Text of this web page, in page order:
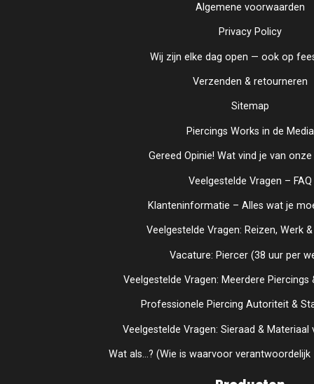
Algemene voorwaarden
Privacy Policy
Wij zijn elke dag open — ook op
Verzenden & retourneren
Sitemap
Piercings Works in de Media
Gereed Opinie! Wat vind je van
Veelgestelde Vragen – FAQ
Klanteninformatie – Alles wat je
Veelgestelde Vragen: Reizen, Werk
Vacature: Piercer (38 uur per
Veelgestelde Vragen: Meerdere Piercings
Professionele Piercing Autoriteit &
Veelgestelde Vragen: Sieraad & Materiaal
Wat als...? (Wie is waarvoor